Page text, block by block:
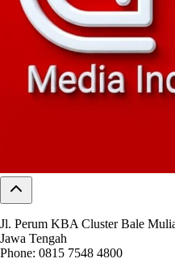
Jl. Perum KBA Cluster Bale
Jawa Tengah
Phone: 0815 7548 4800